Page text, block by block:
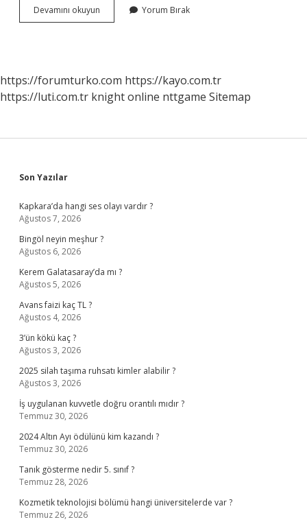
Devamını okuyun
Dizisi
Yorum Bırak
https://forumturko.com https://kayo.com.tr
https://luti.com.tr knight online nttgame Sitemap
Sidebar
Son Yazılar
Kapkara’da hangi ses olayı vardır ?
Ağustos 7, 2026
Bingöl neyin meşhur ?
Ağustos 6, 2026
Kerem Galatasaray’da mı ?
Ağustos 5, 2026
Avans faizi kaç TL ?
Ağustos 4, 2026
3’ün kökü kaç ?
Ağustos 3, 2026
2025 silah taşıma ruhsatı kimler alabilir ?
Ağustos 3, 2026
İş uygulanan kuvvetle doğru orantılı mıdır ?
Temmuz 30, 2026
2024 Altın Ayı ödülünü kim kazandı ?
Temmuz 30, 2026
Tanık gösterme nedir 5. sınıf ?
Temmuz 28, 2026
Kozmetik teknolojisi bölümü hangi üniversitelerde var ?
Temmuz 26, 2026